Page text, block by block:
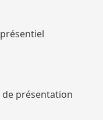
présentation